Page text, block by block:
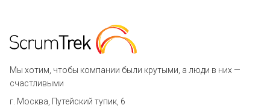
Мы хотим, чтобы компании были крутыми, а люди в них —
счастливыми
г. Москва, Путейский тупик, 6